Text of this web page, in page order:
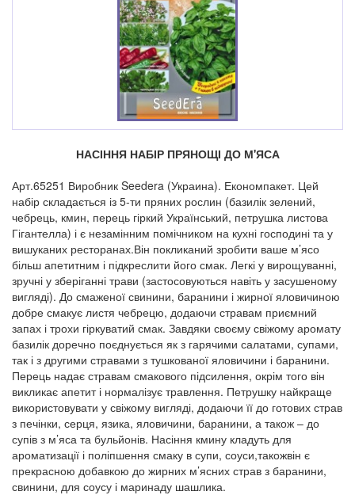
НАСІННЯ НАБІР ПРЯНОЩІ ДО М'ЯСА
Арт.65251 Виробник Seedera (Украина). Економпакет. Цей
набір складається із 5-ти пряних рослин (базилік зелений,
чебрець, кмин, перець гіркий Український, петрушка листова
Гігантелла) і є незамінним помічником на кухні господині та у
вишуканих ресторанах.Він покликаний зробити ваше м’ясо
більш апетитним і підкреслити його смак. Легкі у вирощуванні,
зручні у зберіганні трави (застосовуються навіть у засушеному
вигляді). До смаженої свинини, баранини і жирної яловичиною
добре смакує листя чебрецю, додаючи стравам приємний
запах і трохи гіркуватий смак. Завдяки своєму свіжому аромату
базилік доречно поєднується як з гарячими салатами, супами,
так і з другими стравами з тушкованої яловичини і баранини.
Перець надає стравам смакового підсилення, окрім того він
викликає апетит і нормалізує травлення. Петрушку найкраще
використовувати у свіжому вигляді, додаючи її до готових страв
з печінки, серця, язика, яловичини, баранини, а також – до
супів з м’яса та бульйонів. Насіння кмину кладуть для
ароматизації і поліпшення смаку в супи, соуси,такожвін є
прекрасною добавкою до жирних м’ясних страв з баранини,
свинини, для соусу і маринаду шашлика.